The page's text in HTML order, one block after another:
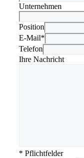
Unternehmen
Position
E-Mail*
Telefon
Ihre Nachricht
* Pflichtfelder